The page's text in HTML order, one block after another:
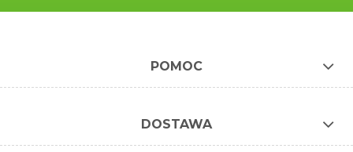
POMOC
DOSTAWA